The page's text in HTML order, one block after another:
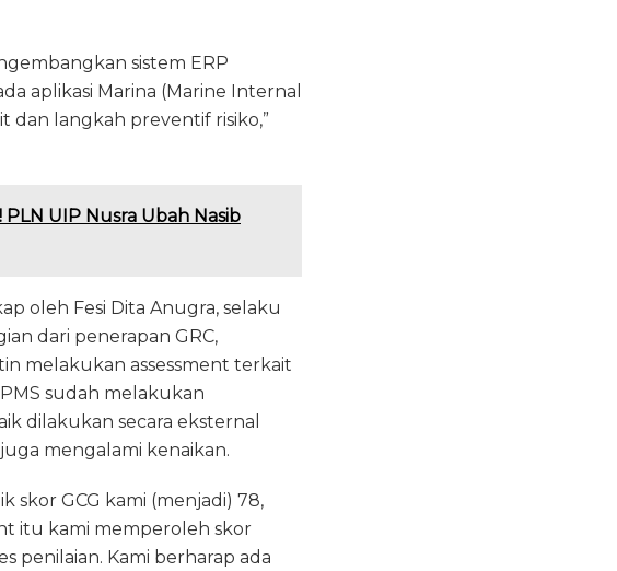
sistem ERP
aplikasi Marina (Marine Internal
langkah preventif risiko,”
UIP Nusra Ubah Nasib
oleh Fesi Dita Anugra, selaku
dari penerapan GRC,
melakukan assessment terkait
sudah melakukan
dilakukan secara eksternal
mengalami kenaikan.
skor GCG kami (menjadi) 78,
itu kami memperoleh skor
penilaian. Kami berharap ada